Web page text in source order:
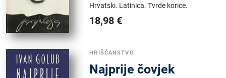
Hrvatski. Latinica.Tvrde korice.
18,98 €
HRIŠĆANSTVO
Najprije čovjek